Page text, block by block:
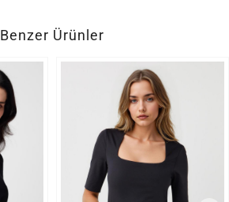
Benzer Ürünler